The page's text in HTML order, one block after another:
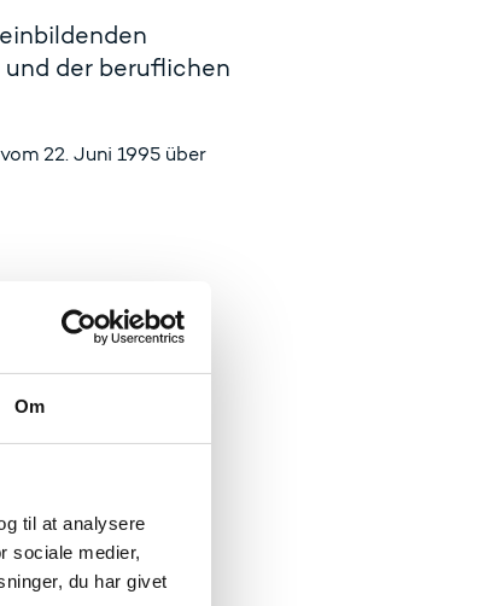
Om
til at analysere
sociale medier,
du har givet
der beruflichen
22. Juni 1995 über